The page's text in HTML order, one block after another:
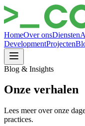
HomeOver onsDiensten
DevelopmentProjecten
Blog & Insights
Onze verhalen
Lees meer over onze
practices.